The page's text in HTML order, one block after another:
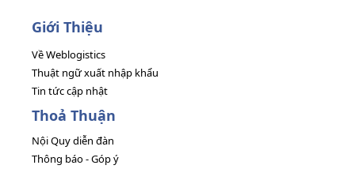
Giới Thiệu
Về Weblogistics
Thuật ngữ xuất nhập khẩu
Tin tức cập nhật
Thoả Thuận
Nội Quy diễn đàn
Thông báo - Góp ý